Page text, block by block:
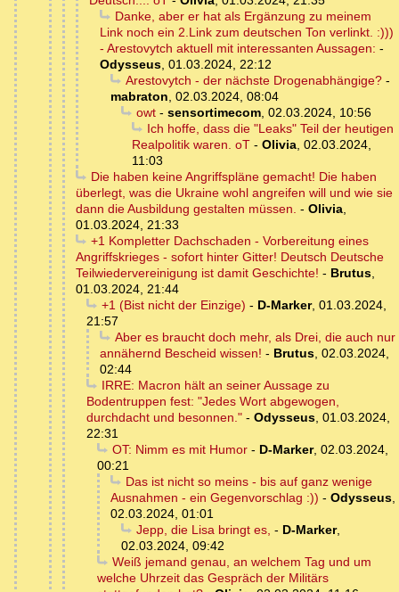
Danke, aber er hat als Ergänzung zu meinem
Link noch ein 2.Link zum deutschen Ton verlinkt. :)))
- Arestovytch aktuell mit interessanten Aussagen: -
Odysseus, 01.03.2024, 22:12
Arestovytch - der nächste Drogenabhängige?-
mabraton, 02.03.2024, 08:04
owt- sensortimecom, 02.03.2024, 10:56
Ich hoffe, dass die "Leaks" Teil der heutigen
Realpolitik waren. oT - Olivia, 02.03.2024,
11:03
Die haben keine Angriffspläne gemacht! Die haben
überlegt, was die Ukraine wohl angreifen will und wie sie
dann die Ausbildung gestalten müssen. - Olivia,
01.03.2024, 21:33
+1 Kompletter Dachschaden - Vorbereitung eines
Angriffskrieges - sofort hinter Gitter! Deutsch Deutsche
Teilwiedervereinigung ist damit Geschichte! - Brutus,
01.03.2024, 21:44
+1 (Bist nicht der Einzige) - D-Marker, 01.03.2024,
21:57
Aber es braucht doch mehr, als Drei, die auch nur
annähernd Bescheid wissen! - Brutus, 02.03.2024,
02:44
IRRE: Macron hält an seiner Aussage zu
Bodentruppen fest: "Jedes Wort abgewogen,
durchdacht und besonnen." - Odysseus, 01.03.2024,
22:31
OT: Nimm es mit Humor- D-Marker, 02.03.2024,
00:21
Das ist nicht so meins - bis auf ganz wenige
Ausnahmen - ein Gegenvorschlag :)) - Odysseus,
02.03.2024, 01:01
Jepp, die Lisa bringt es, - D-Marker,
02.03.2024, 09:42
Weiß jemand genau, an welchem Tag und um
welche Uhrzeit das Gespräch der Militärs